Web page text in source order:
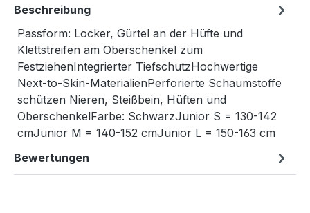
Beschreibung
Passform: Locker, Gürtel an der Hüfte und
Klettstreifen am Oberschenkel zum
FestziehenIntegrierter TiefschutzHochwertige
Next-to-Skin-MaterialienPerforierte Schaumstoffe
schützen Nieren, Steißbein, Hüften und
OberschenkelFarbe: SchwarzJunior S = 130-142
cmJunior M = 140-152 cmJunior L = 150-163 cm
Bewertungen